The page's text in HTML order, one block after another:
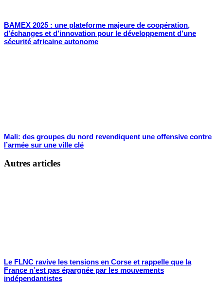
BAMEX 2025 : une plateforme majeure de coopération,
d’échanges et d’innovation pour le développement d’une
sécurité africaine autonome
Mali: des groupes du nord revendiquent une offensive contre
l’armée sur une ville clé
Autres articles
Le FLNC ravive les tensions en Corse et rappelle que la
France n’est pas épargnée par les mouvements
indépendantistes